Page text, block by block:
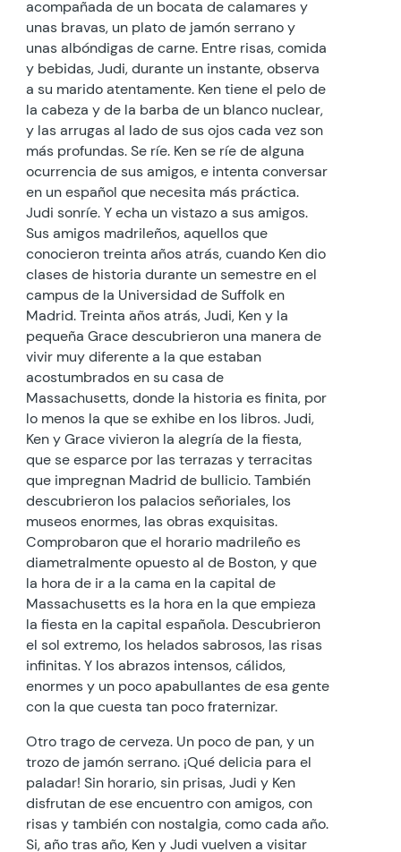
acompañada de un bocata de calamares y
unas bravas, un plato de jamón serrano y
unas albóndigas de carne. Entre risas, comida
y bebidas, Judi, durante un instante, observa
a su marido atentamente. Ken tiene el pelo de
la cabeza y de la barba de un blanco nuclear,
y las arrugas al lado de sus ojos cada vez son
más profundas. Se ríe. Ken se ríe de alguna
ocurrencia de sus amigos, e intenta conversar
en un español que necesita más práctica.
Judi sonríe. Y echa un vistazo a sus amigos.
Sus amigos madrileños, aquellos que
conocieron treinta años atrás, cuando Ken dio
clases de historia durante un semestre en el
campus de la Universidad de Suffolk en
Madrid. Treinta años atrás, Judi, Ken y la
pequeña Grace descubrieron una manera de
vivir muy diferente a la que estaban
acostumbrados en su casa de
Massachusetts, donde la historia es finita, por
lo menos la que se exhibe en los libros. Judi,
Ken y Grace vivieron la alegría de la fiesta,
que se esparce por las terrazas y terracitas
que impregnan Madrid de bullicio. También
descubrieron los palacios señoriales, los
museos enormes, las obras exquisitas.
Comprobaron que el horario madrileño es
diametralmente opuesto al de Boston, y que
la hora de ir a la cama en la capital de
Massachusetts es la hora en la que empieza
la fiesta en la capital española. Descubrieron
el sol extremo, los helados sabrosos, las risas
infinitas. Y los abrazos intensos, cálidos,
enormes y un poco apabullantes de esa gente
con la que cuesta tan poco fraternizar.
Otro trago de cerveza. Un poco de pan, y un
trozo de jamón serrano. ¡Qué delicia para el
paladar! Sin horario, sin prisas, Judi y Ken
disfrutan de ese encuentro con amigos, con
risas y también con nostalgia, como cada año.
Si, año tras año, Ken y Judi vuelven a visitar